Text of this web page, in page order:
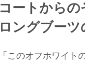
コートから
ロングブー
「このオフホワイ